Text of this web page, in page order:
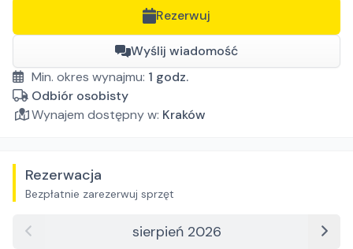
Rezerwuj
Wyślij wiadomość
Min. okres wynajmu: 1 godz.
Odbiór osobisty
Wynajem dostępny w: Kraków
Rezerwacja
Bezpłatnie zarezerwuj sprzęt
sierpień 2026